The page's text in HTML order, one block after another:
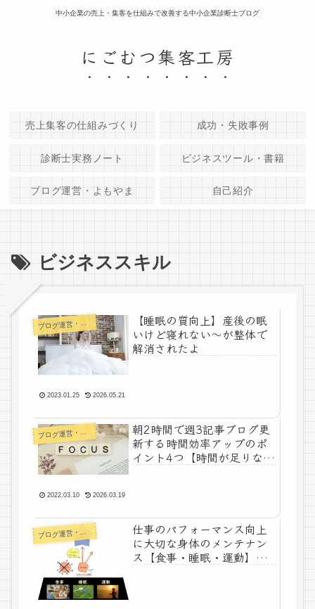
中小企業の売上・集客を仕組みで改善する中小企業診断士ブログ
にごむつ集客工房
売上集客の仕組みづくり 成功・失敗事例
診断士実務ノート ビジネスツール・書籍
ブログ運営・よもやま 自己紹介
ビジネススキル
ブ ログ運営・よもやま
【睡眠の質向上】産後の眠
いけど寝れない～が整体で
解消されたよ
2023.01.25 2026.05.21
ブ ログ運営・よもやま
朝2時間で週3記事ブログ更
新する時間効率アップのポ
イント4つ【時間が足りない
2022.03.10 2026.03.19
ブ ログ運営・よもやま
仕事のパフォーマンス向上
に大切な身体のメンテナン
ス【食事・睡眠・運動】前